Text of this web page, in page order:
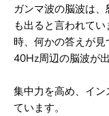
イ
ド
ガ
ン
マ
ュ
ー
イ
ド
ガ
ン
マ
ュ
ガンマ波の脳波は、
も出ると言われてい
時、何かの答えが見
40Hz周辺の脳波が
集中力を高め、イ
ています。